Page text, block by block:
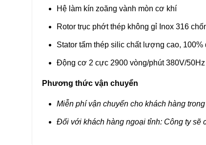
Hệ làm kín zoăng vành mòn cơ khí
Rotor trục phớt thép không gỉ Inox 316
Stator tấm thép silic chất lượng cao, 100%
Động cơ 2 cực 2900 vòng/phút 380V/50Hz
Phương thức vận chuyển
Miễn phí vận chuyển cho khách hàng
Đối với khách hàng ngoại tỉnh: Công ty sẽ